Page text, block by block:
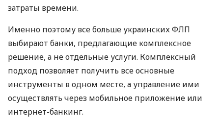
затраты времени.
Именно поэтому все больше украинских ФЛП
выбирают банки, предлагающие комплексное
решение, а не отдельные услуги. Комплексный
подход позволяет получить все основные
инструменты в одном месте, а управление ими
осуществлять через мобильное приложение или
интернет-банкинг.